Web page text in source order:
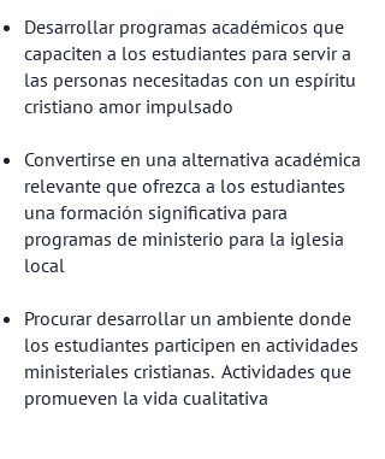
Desarrollar programas académicos que
capaciten a los estudiantes para servir a
las personas necesitadas con un espíritu
cristiano amor impulsado
Convertirse en una alternativa académica
relevante que ofrezca a los estudiantes
una formación significativa para
programas de ministerio para la iglesia
local
Procurar desarrollar un ambiente donde
los estudiantes participen en actividades
ministeriales cristianas. Actividades que
promueven la vida cualitativa